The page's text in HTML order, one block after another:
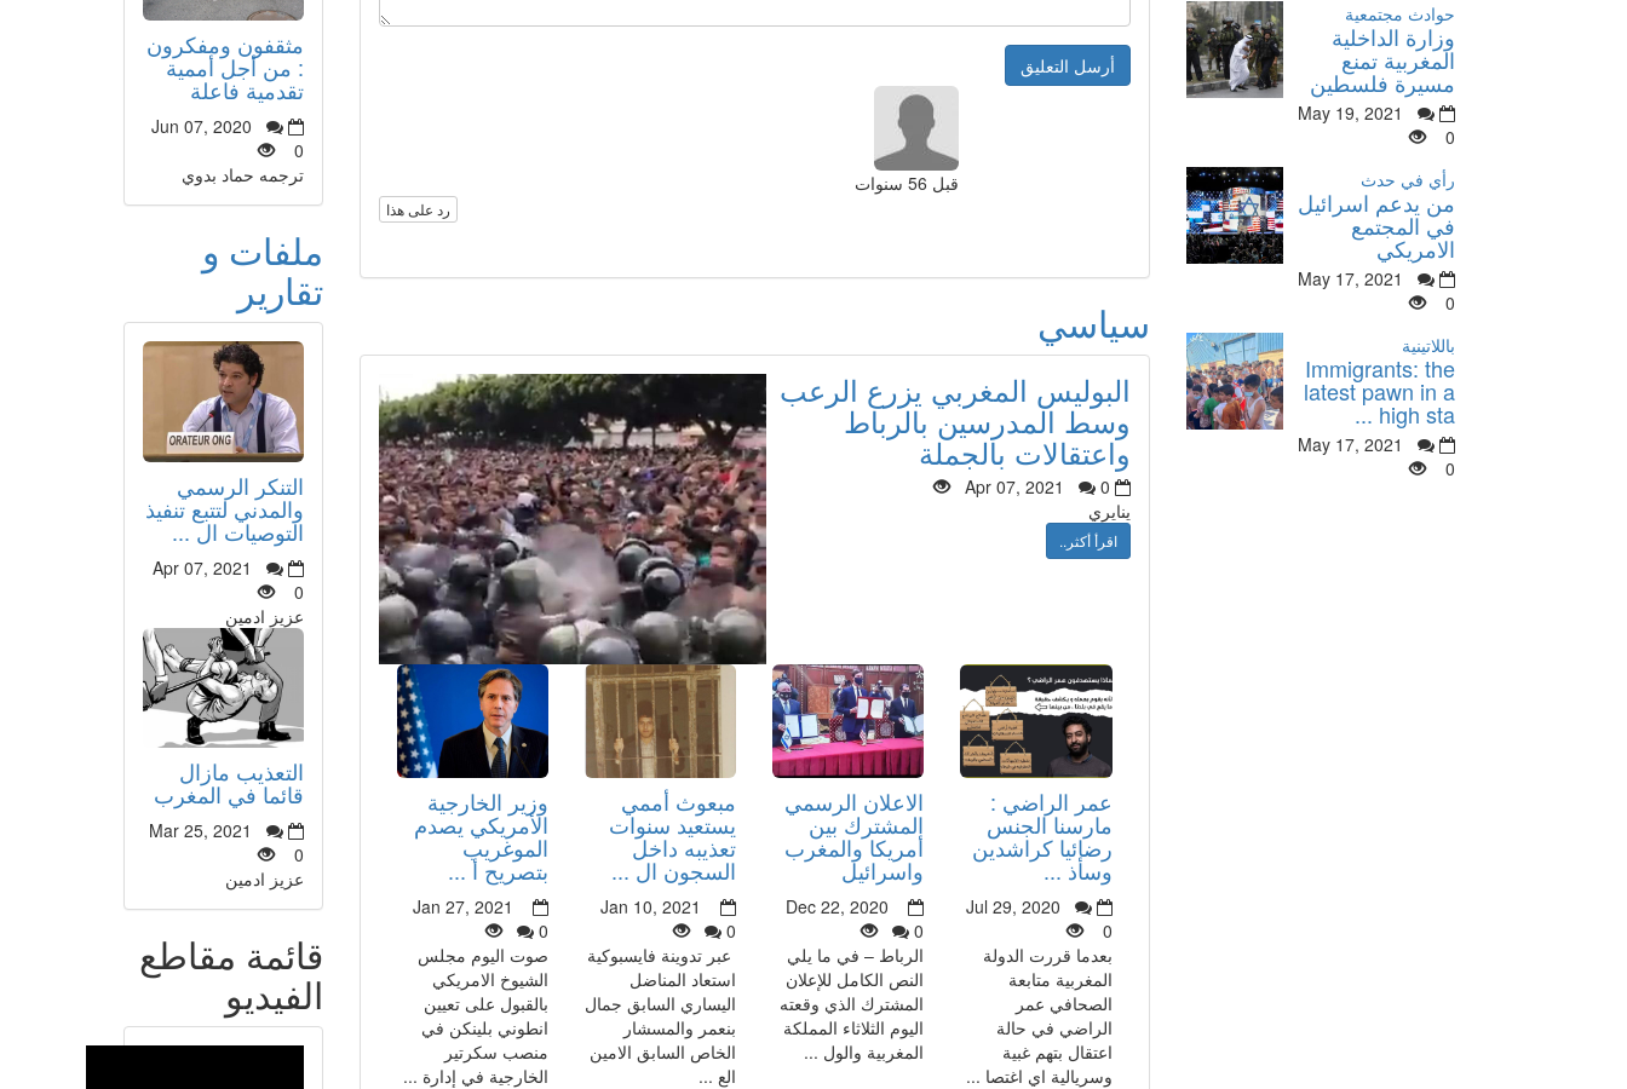
مثقفون ومفكرون
: من أجل أممية
تقدمية فاعلة
Jun 07, 2020
0
ترجمه حماد بدوي
ملفات و
تقارير
التنكر الرسمي
والمدني لتتبع تنفيذ
التوصيات ال ...
Apr 07, 2021
0
عزيز ادمين
التعذيب مازال
قائما في المغرب
Mar 25, 2021
0
عزيز ادمين
قائمة مقاطع
الفيديو
قبل 56 سنوات
رد على هذا
سياسي
البوليس المغربي يزرع الرعب
وسط المدرسين بالرباط
واعتقالات بالجملة
Apr 07, 2021
0
ينايري
اقرأ أكثر..
وزير الخارجية
الأمريكي يصدم
الموغريب
بتصريح أ ...
Jan 27, 2021
0
صوت اليوم مجلس
الشيوخ الامريكي
بالقبول على تعيين
انطوني بلينكن في
منصب سكرتير
الخارجية في إدارة ...
مبعوث أممي
يستعيد سنوات
تعذيبه داخل
السجون ال ...
Jan 10, 2021
0
عبر تدوينة فايسبوكية
استعاد المناضل
اليساري السابق جمال
بنعمر والمسشار
الخاص السابق الامين
الع ...
الاعلان الرسمي
المشترك بين
أمريكا والمغرب
واسرائيل
Dec 22, 2020
0
الرباط – في ما يلي
النص الكامل للإعلان
المشترك الذي وقعته
اليوم الثلاثاء المملكة
المغربية والول ...
عمر الراضي :
مارسنا الجنس
رضائيا كراشدين
وسأذ ...
Jul 29, 2020
0
بعدما قررت الدولة
المغربية متابعة
الصحافي عمر
الراضي في حالة
اعتقال بتهم غبية
وسريالية اي اغتصا ...
حوادث مجتمعية
وزارة الداخلية
المغربية تمنع
مسيرة فلسطين
May 19, 2021
0
رأي في حدث
من يدعم اسرائيل
في المجتمع
الامريكي
May 17, 2021
0
باللاتينية
Immigrants: the
latest pawn in a
high sta ...
May 17, 2021
0